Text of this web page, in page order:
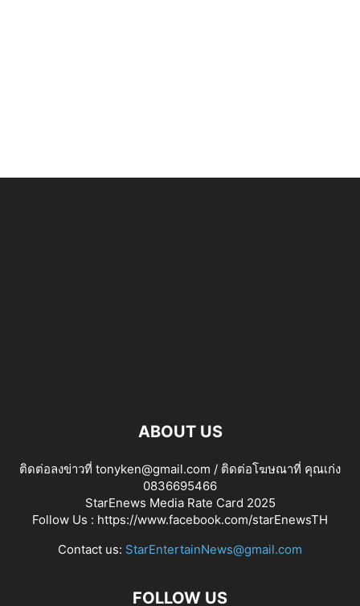
ABOUT US
ติดต่อลงข่าวที่ tonyken@gmail.com / ติดต่อโฆษณาที่ คุณเก่ง
0836695466
StarEnews Media Rate Card 2025
Follow Us : https://www.facebook.com/starEnewsTH
Contact us: StarEntertainNews@gmail.com
FOLLOW US